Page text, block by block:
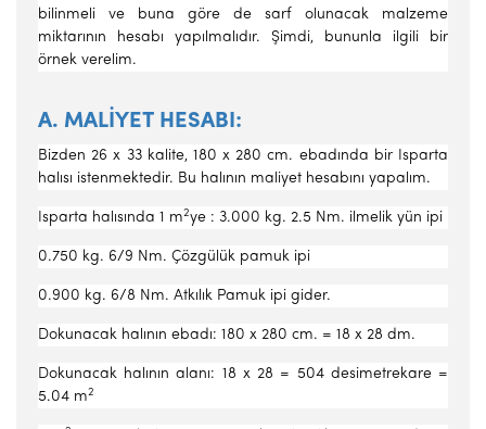
bilinmeli ve buna göre de sarf olunacak malzeme
miktarının hesabı yapılmalıdır. Şimdi, bununla ilgili bir
örnek verelim.
A. MALİYET HESABI:
Bizden 26 x 33 kalite, 180 x 280 cm. ebadında bir Isparta
halısı istenmektedir. Bu halının maliyet hesabını yapalım.
Isparta halısında 1 m2ye : 3.000 kg. 2.5 Nm. ilmelik yün ipi
0.750 kg. 6/9 Nm. Çözgülük pamuk ipi
0.900 kg. 6/8 Nm. Atkılık Pamuk ipi gider.
Dokunacak halının ebadı: 180 x 280 cm. = 18 x 28 dm.
Dokunacak halının alanı: 18 x 28 = 504 desimetrekare =
5.04 m2